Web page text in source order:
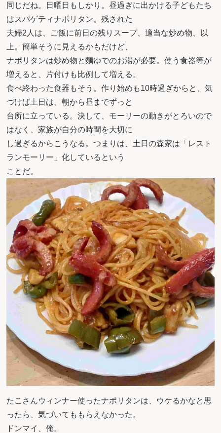
同じだね。日曜日もしかり。昼過ぎに出かける子どもたち
はスパゲティナポリタン。残された
夫婦2人は、ご飯に前日の残りスープ、適当な炒め物、以
上。簡単そうに見えるかもだけど、
ナポリタンは炒め物と麵ゆでのお湯が必要。使う食器等が
増えると、片付けも比例して増える。
食べ終わった食器もそう。作り始めも10時過ぎからと、気
づけば土日は、朝から昼までずっと
台所に立っている。決して、モーリーの動きがとろいので
はなく、家族が自分の時間を大切に
し過ぎるからこうなる。つまりは、土日の森家は「レスト
ランモーリー」化しているという
ことだ。
たこさんウィンナー使ったナポリタンは、ウケるかなと思
ったら、気づいてももらえなかった。
ドンマイ、俺。